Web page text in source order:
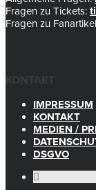
Fragen zu Tickets:
Fragen zu
KONTAKT
IMPRESSUM
KONTAKT
MEDIEN /
DSGVO